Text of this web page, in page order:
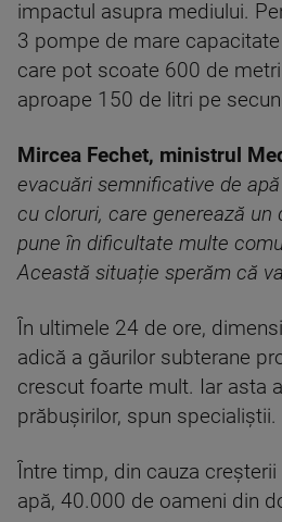
impactul asupra mediului.
3 pompe de mare
care pot scoate 600 de
aproape 150 de litri pe
Mircea Fechet, ministrul
evacuări semnificative de
cu cloruri, care generează un
pune în dificultate multe
Această situație sperăm că
În ultimele 24 de ore,
adică a găurilor subterane
crescut foarte mult. Iar asta
prăbușirilor, spun specialiștii.
Între timp, din cauza
apă, 40.000 de oameni din